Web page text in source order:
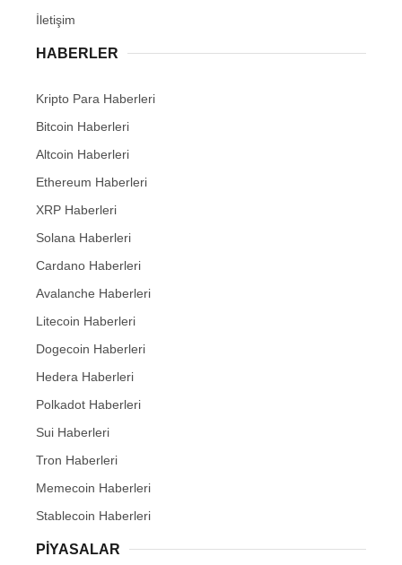
İletişim
HABERLER
Kripto Para Haberleri
Bitcoin Haberleri
Altcoin Haberleri
Ethereum Haberleri
XRP Haberleri
Solana Haberleri
Cardano Haberleri
Avalanche Haberleri
Litecoin Haberleri
Dogecoin Haberleri
Hedera Haberleri
Polkadot Haberleri
Sui Haberleri
Tron Haberleri
Memecoin Haberleri
Stablecoin Haberleri
PIYASALAR